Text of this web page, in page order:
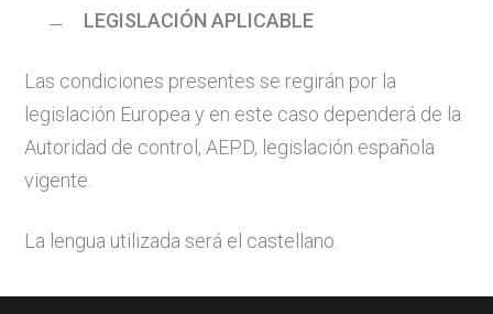
LEGISLACIÓN APLICABLE
Las condiciones presentes se regirán por la
legislación Europea y en este caso dependerá de la
Autoridad de control, AEPD, legislación española
vigente.
La lengua utilizada será el castellano.